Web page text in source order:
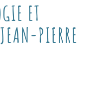
ET
PIERRE